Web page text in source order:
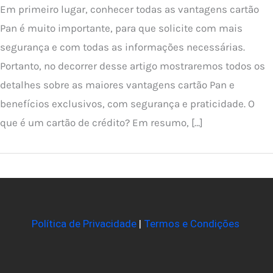
Em primeiro lugar, conhecer todas as vantagens cartão
Pan é muito importante, para que solicite com mais
segurança e com todas as informações necessárias.
Portanto, no decorrer desse artigo mostraremos todos os
detalhes sobre as maiores vantagens cartão Pan e
benefícios exclusivos, com segurança e praticidade. O
que é um cartão de crédito? Em resumo, […]
Política de Privacidade| Termos e Condições